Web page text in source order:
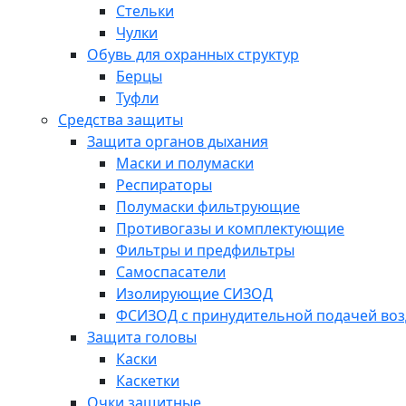
Стельки
Чулки
Обувь для охранных структур
Берцы
Туфли
Средства защиты
Защита органов дыхания
Маски и полумаски
Респираторы
Полумаски фильтрующие
Противогазы и комплектующие
Фильтры и предфильтры
Самоспасатели
Изолирующие СИЗОД
ФСИЗОД с принудительной подачей
Защита головы
Каски
Каскетки